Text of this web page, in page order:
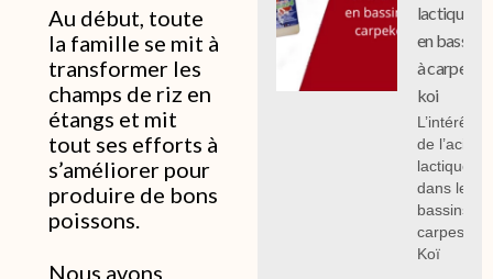
Au début, toute
la famille se mit à
transformer les
champs de riz en
étangs et mit
tout ses efforts à
s’améliorer pour
produire de bons
poissons.
Nous avons
lactique
en bassin
à carpe
koi
L’intérêt
de l’acide
lactique
dans les
bassins à
carpes
Koï